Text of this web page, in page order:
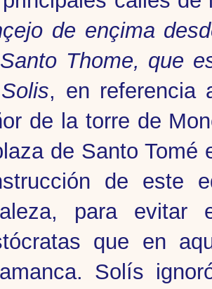
de ençima
Thome, que
, en referencia
de la torre de
de Santo
de este
para evitar
que en
Solís